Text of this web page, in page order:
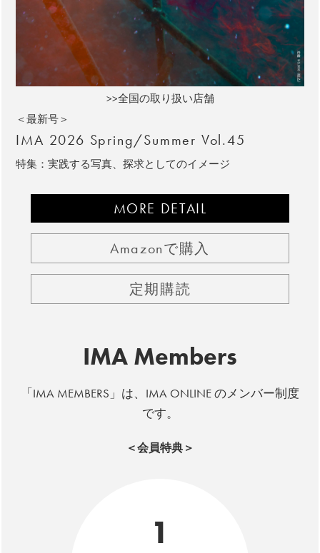
>>全国の取り扱い店舗
＜最新号＞
IMA 2026 Spring/Summer Vol.45
特集：実践する写真、探求としてのイメージ
MORE DETAIL
Amazonで購入
定期購読
IMA Members
「IMA MEMBERS」は、IMA ONLINE のメンバー制度
です。
＜会員特典＞
1